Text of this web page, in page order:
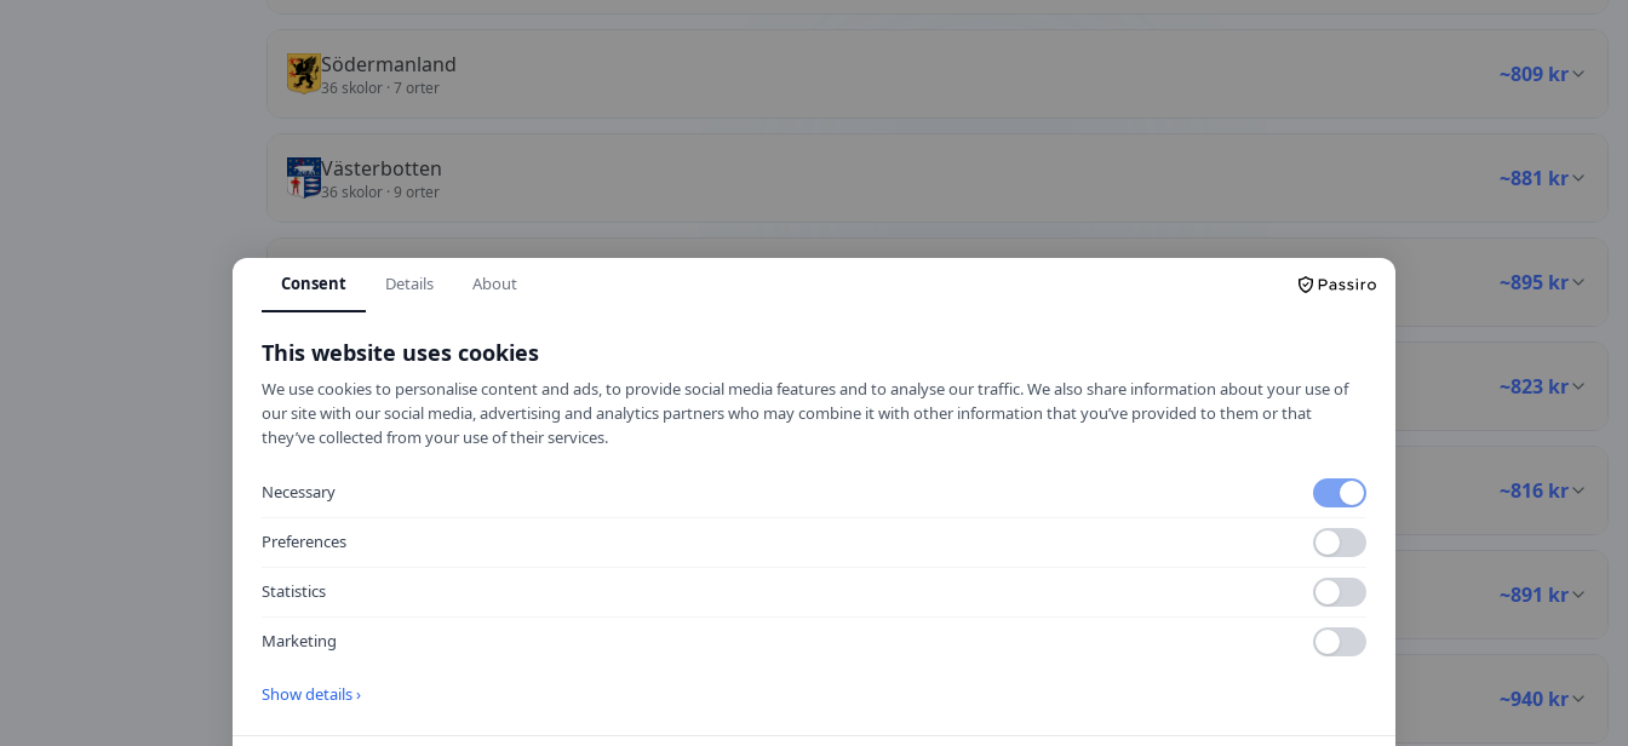
Södermanland
36 skolor · 7 orter
~809 kr
Västerbotten
36 skolor · 9 orter
~881 kr
Dalarna
34skolor · 9 orter
~895 kr
Örebro
32skolor· 5 orter
~823 kr
32
~816 kr
Gävleborg ~891 kr
Halland ~940 kr
Consent Details About
This website uses cookies
We use cookies to personalise content and ads, to provide social media features and to analyse our traffic. We also share information about your use of
our site with our social media, advertising and analytics partners who may combine it with other information that you’ve provided to them or that
they’ve collected from your use of their services.
Necessary
Preferences
Statistics
Marketing
Show details ›